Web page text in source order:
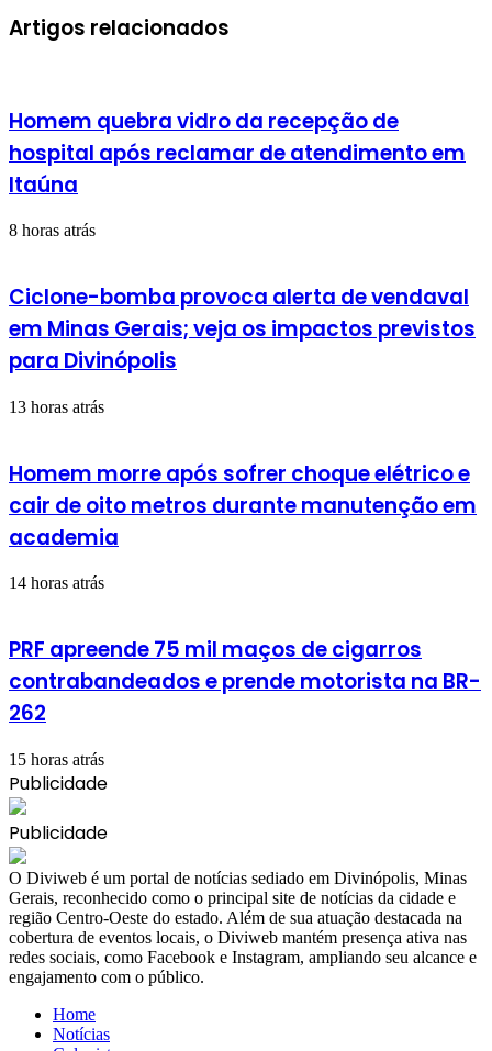
mail
Artigos relacionados
Homem quebra vidro da recepção de
hospital após reclamar de atendimento em
Itaúna
8 horas atrás
Ciclone-bomba provoca alerta de vendaval
em Minas Gerais; veja os impactos previstos
para Divinópolis
13 horas atrás
Homem morre após sofrer choque elétrico e
cair de oito metros durante manutenção em
academia
14 horas atrás
PRF apreende 75 mil maços de cigarros
contrabandeados e prende motorista na BR-
262
15 horas atrás
Publicidade
Publicidade
​O Diviweb é um portal de notícias sediado em Divinópolis, Minas
Gerais, reconhecido como o principal site de notícias da cidade e
região Centro-Oeste do estado. Além de sua atuação destacada na
cobertura de eventos locais, o Diviweb mantém presença ativa nas
redes sociais, como Facebook e Instagram, ampliando seu alcance e
engajamento com o público.
Home
Notícias